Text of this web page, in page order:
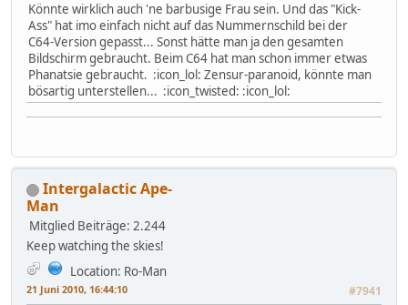
Könnte wirklich auch 'ne barbusige Frau sein. Und das "Kick-
Ass" hat imo einfach nicht auf das Nummernschild bei der
C64-Version gepasst... Sonst hätte man ja den gesamten
Bildschirm gebraucht. Beim C64 hat man schon immer etwas
Phanatsie gebraucht. :icon_lol: Zensur-paranoid, könnte man
bösartig unterstellen... :icon_twisted: :icon_lol:
Intergalactic Ape-
Man
Mitglied Beiträge: 2.244
Keep watching the skies!
Location: Ro-Man
21 Juni 2010, 16:44:10 #7941